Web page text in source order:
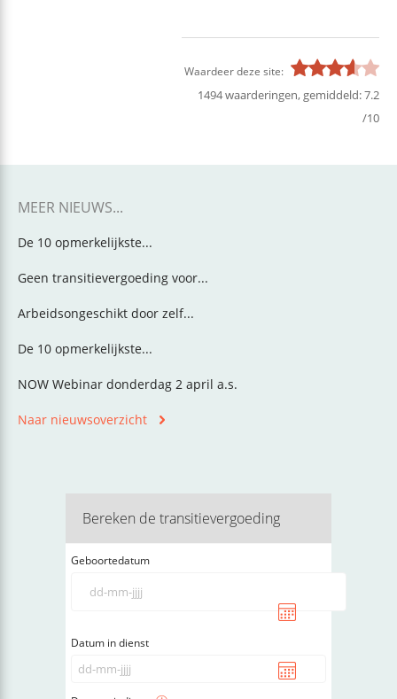
Waardeer deze site:
1494waarderingen, gemiddeld:7.2
/10
MEER NIEUWS...
De 10 opmerkelijkste...
Geen transitievergoeding voor...
Arbeidsongeschikt door zelf...
De 10 opmerkelijkste...
NOW Webinar donderdag 2 april a.s.
Naar nieuwsoverzicht
Bereken de transitievergoeding
Geboortedatum
Datum in dienst